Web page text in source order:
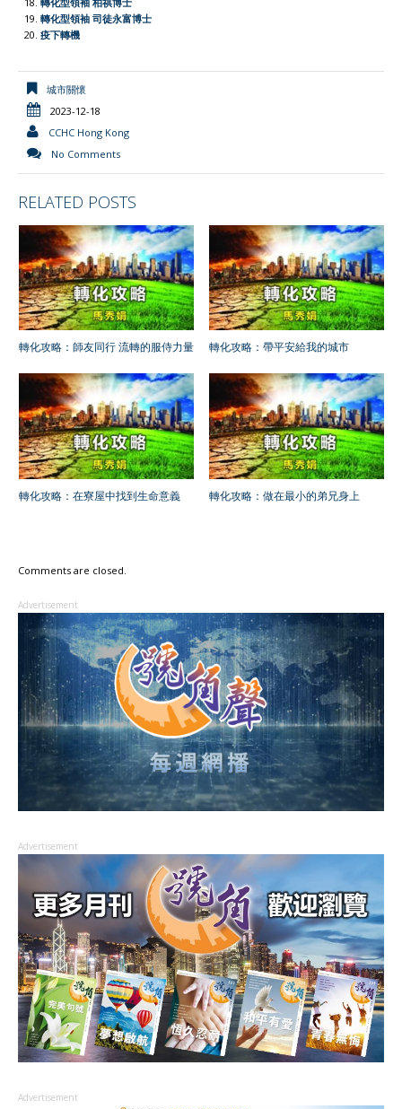
轉化型領袖 司徒永富博士
疫下轉機
城市關懷
2023-12-18
CCHC Hong Kong
No Comments
RELATED POSTS
轉化攻略：師友同行 流轉的服侍力量 轉化攻略：帶平安給我的城市
轉化攻略：在寮屋中找到生命意義 轉化攻略：做在最小的弟兄身上
Comments are closed.
Advertisement
Advertisement
Advertisement